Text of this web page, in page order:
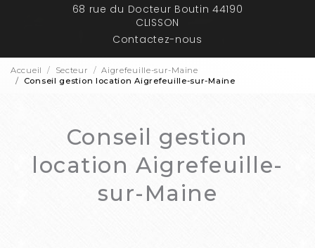
68 rue du Docteur Boutin 44190
CLISSON
Contactez-nous
Accueil Secteur
Aigrefeuille-sur-Maine
Conseil gestion location Aigrefeuille-sur-Maine
Conseil gestion
location Aigrefeuille-
sur-Maine